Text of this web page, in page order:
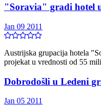
"Soravia" gradi hotel
Jan 09 2011
Austrijska grupacija hotela
projekat u vrednosti od 55
Dobrodošli u Ledeni
Jan 05 2011